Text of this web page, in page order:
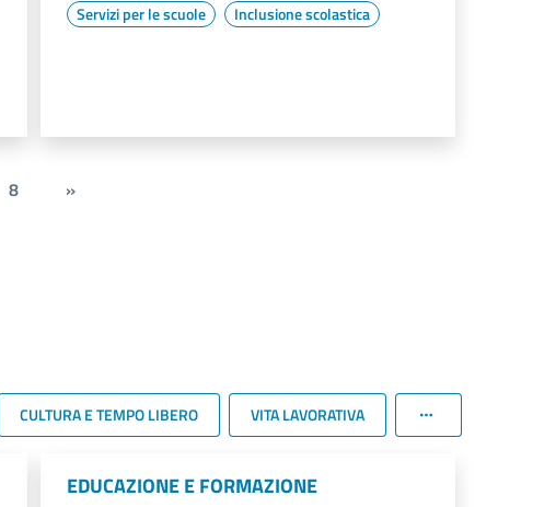
Servizi per le scuole Inclusione scolastica
8 »
CULTURA E TEMPO LIBERO VITA LAVORATIVA
EDUCAZIONE E FORMAZIONE